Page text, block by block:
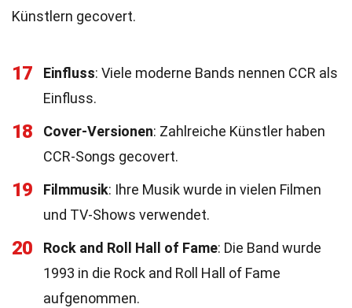
Künstlern gecovert.
17 Einfluss: Viele moderne Bands nennen CCR als
Einfluss.
18 Cover-Versionen: Zahlreiche Künstler haben
CCR-Songs gecovert.
19 Filmmusik: Ihre Musik wurde in vielen Filmen
und TV-Shows verwendet.
20 Rock and Roll Hall of Fame: Die Band wurde
1993 in die Rock and Roll Hall of Fame
aufgenommen.